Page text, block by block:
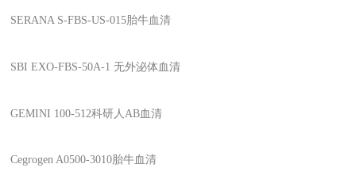
SERANA S-FBS-US-015胎牛血清
SBI EXO-FBS-50A-1无外泌体血清
GEMINI 100-512科研人 AB血清
Cegrogen A0500-3010胎牛血清